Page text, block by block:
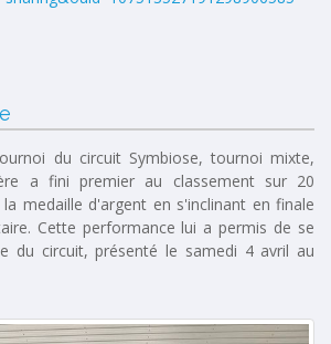
du circuit Symbiose, tournoi mixte,
a fini premier au classement sur 20
medaille d'argent en s'inclinant en finale
Cette performance lui a permis de se
du circuit, présenté le samedi 4 avril au